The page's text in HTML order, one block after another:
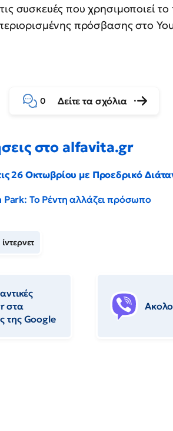
συσκευές που χρησιμοποιεί το
πρόσβασης στο
0 Δείτε τα σχόλια
στο alfavita.gr
26 Οκτωβρίου με Προεδρικό
Park: Το Ρέντη αλλάζει πρόσωπο
ίντερνετ
στα
της Google